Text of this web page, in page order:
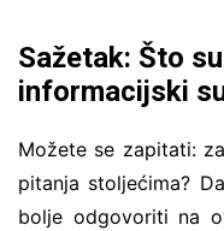
Sažetak: Što
informacijski
Možete se zapitati:
pitanja stoljećima?
bolje odgovoriti na